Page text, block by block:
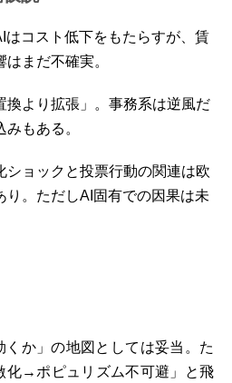
はコスト低下をもたらすが、賃
まだ不確実。
換より拡張」。事務系は逆風だ
もある。
ショックと投票行動の関連は欧
り。ただしAI固有での因果は未
くか」の地図としては妥当。た
化→ポピュリズム不可避」と飛